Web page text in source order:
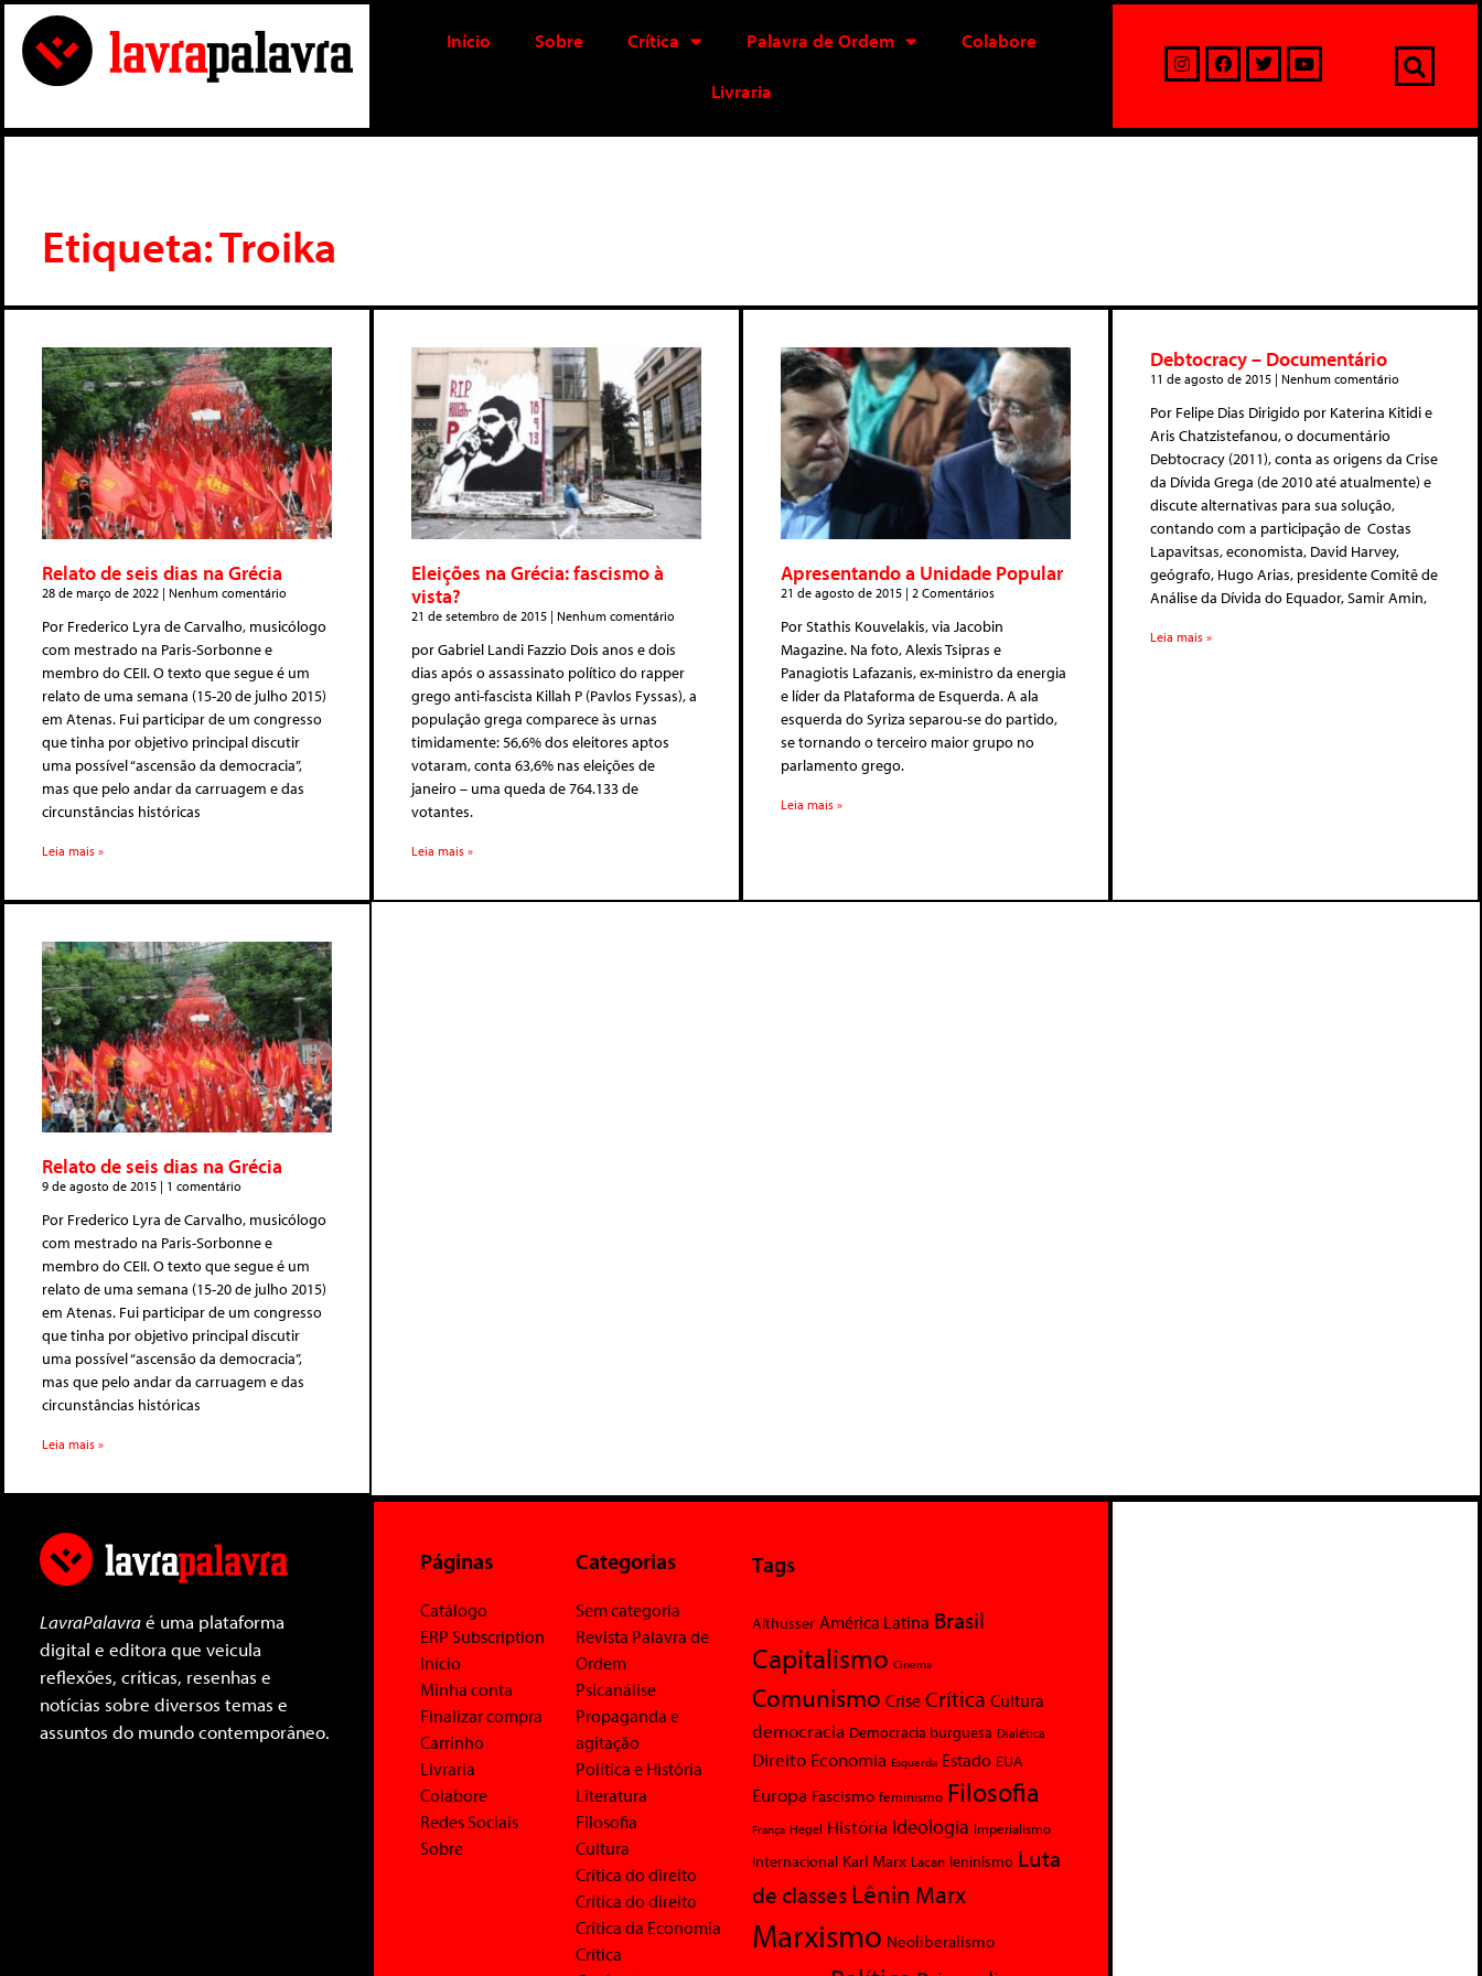
Início Sobre Crítica Palavra de Ordem Colabore
Livraria
Etiqueta: Troika
Relato de seis dias na Grécia
28 de março de 2022 Nenhum comentário
Por Frederico Lyra de Carvalho, musicólogo
com mestrado na Paris-Sorbonne e
membro do CEII. O texto que segue é um
relato de uma semana (15-20 de julho 2015)
em Atenas. Fui participar de um congresso
que tinha por objetivo principal discutir
uma possível “ascensão da democracia”,
mas que pelo andar da carruagem e das
circunstâncias históricas
Leia mais »
Eleições na Grécia: fascismo à
vista?
21 de setembro de 2015 Nenhum comentário
por Gabriel Landi Fazzio Dois anos e dois
dias após o assassinato político do rapper
grego anti-fascista Killah P (Pavlos Fyssas), a
população grega comparece às urnas
timidamente: 56,6% dos eleitores aptos
votaram, conta 63,6% nas eleições de
janeiro – uma queda de 764.133 de
votantes.
Leia mais »
Apresentando a Unidade Popular
21 de agosto de 2015 2 Comentários
Por Stathis Kouvelakis, via Jacobin
Magazine. Na foto, Alexis Tsipras e
Panagiotis Lafazanis, ex-ministro da energia
e líder da Plataforma de Esquerda. A ala
esquerda do Syriza separou-se do partido,
se tornando o terceiro maior grupo no
parlamento grego.
Leia mais »
Debtocracy – Documentário
11 de agosto de 2015 Nenhum comentário
Por Felipe Dias Dirigido por Katerina Kitidi e
Aris Chatzistefanou, o documentário
Debtocracy (2011), conta as origens da Crise
da Dívida Grega (de 2010 até atualmente) e
discute alternativas para sua solução,
contando com a participação de Costas
Lapavitsas, economista, David Harvey,
geógrafo, Hugo Arias, presidente Comitê de
Análise da Dívida do Equador, Samir Amin,
Leia mais »
Relato de seis dias na Grécia
9 de agosto de 2015 1 comentário
Por Frederico Lyra de Carvalho, musicólogo
com mestrado na Paris-Sorbonne e
membro do CEII. O texto que segue é um
relato de uma semana (15-20 de julho 2015)
em Atenas. Fui participar de um congresso
que tinha por objetivo principal discutir
uma possível “ascensão da democracia”,
mas que pelo andar da carruagem e das
circunstâncias históricas
Leia mais »
LavraPalavraé uma plataforma
digital e editora que veicula
reflexões, críticas, resenhas e
notícias sobre diversos temas e
assuntos do mundo contemporâneo.
Páginas
Catálogo
ERP Subscription
Início
Minha conta
Finalizar compra
Carrinho
Livraria
Colabore
Redes Sociais
Sobre
Categorias
Sem categoria
Revista Palavra de
Ordem
Psicanálise
Propaganda e
agitação
Política e História
Literatura
Filosofia
Cultura
Crítica do direito
Crítica do direito
Crítica da Economia
Crítica
Tags
Althusser América Latina Brasil
Capitalismo Cinema
Comunismo Crise Crítica Cultura
democracia Democracia burguesa Dialética
Direito Economia Esquerda Estado EUA
Europa Fascismo feminismo Filosofia
França Hegel História Ideologia Imperialismo
Internacional Karl Marx Lacan leninismo Luta
de classesLênin Marx
Marxismo Neoliberalismo